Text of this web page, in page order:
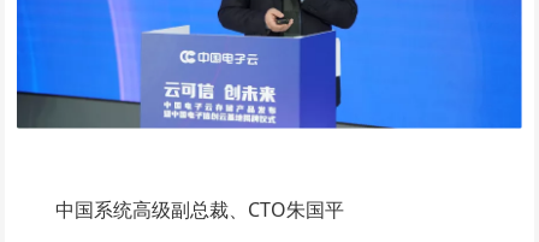
中国系统高级副总裁、CTO朱国平